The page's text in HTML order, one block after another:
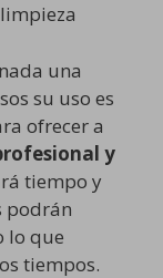
una
su uso es
ofrecer a
y
tiempo y
podrán
lo que
tiempos.